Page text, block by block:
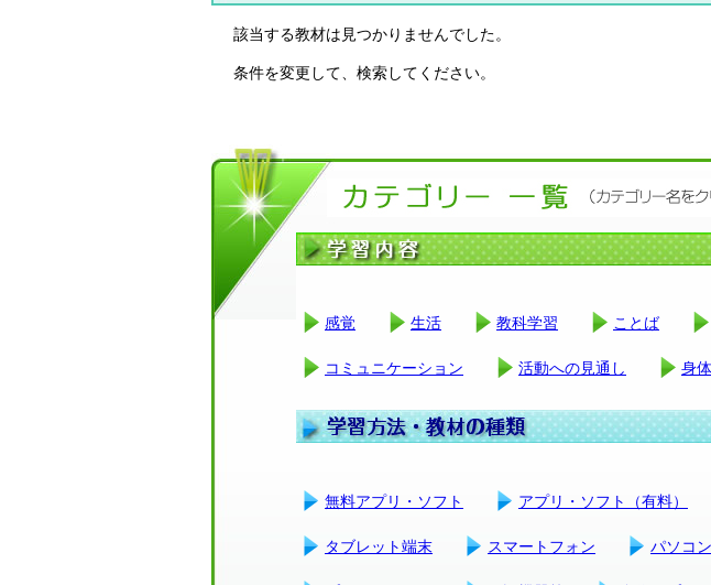
該当する教材は見つかりませんでした。
条件を変更して、検索してください。
感覚
生活 教科学習 ことば
コミュニケーション 活動への見通し 身
無料アプリ・ソフト
アプリ・ソフト（有料）
タブレット端末 スマートフォン パソコン